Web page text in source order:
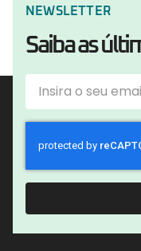
NEWSLETTER
Saiba as